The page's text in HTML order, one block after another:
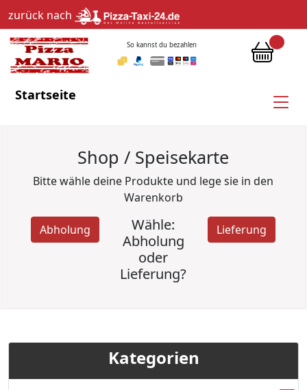
zurück nach
So kannst du bezahlen
Startseite
Shop / Speisekarte
Bitte wähle deine Produkte und lege sie in den
Warenkorb
Abholung
Wähle:
Abholung
oder
Lieferung?
Lieferung
Kategorien